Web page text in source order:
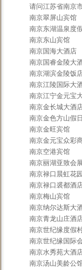
请问江苏省南京
南京翠屏山宾馆
南京东湖温泉度
南京东山宾馆
南京国海大酒店
南京国睿金陵大
南京湖滨金陵饭
南京江陵国际大
南京江宁金元宝
南京金长城大酒
南京金色方山假
南京金旺宾馆
南京金元宝众彩
南京空港宾馆
南京丽湖亚致会
南京禄口晨虹花
南京禄口裘都酒
南京梅山宾馆
南京纳尔达斯大
南京青龙山庄酒
南京世纪缘度假
南京世纪缘国际
南京水秀苑大酒
南京汤山美龄公